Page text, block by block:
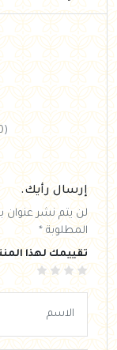
إرسال رأيك.
لن يتم نشر عنوان
المطلوبة *
تقييمك لهذا